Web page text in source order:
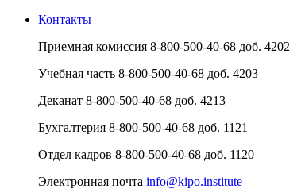
Контакты
Приемная комиссия 8-800-500-40-68 доб. 4202
Учебная часть 8-800-500-40-68 доб. 4203
Деканат 8-800-500-40-68 доб. 4213
Бухгалтерия 8-800-500-40-68 доб. 1121
Отдел кадров 8-800-500-40-68 доб. 1120
Электронная почта info@kipo.institute